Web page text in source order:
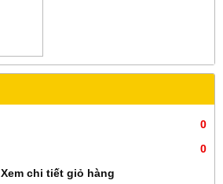
0
0
Xem chi tiết giỏ hàng